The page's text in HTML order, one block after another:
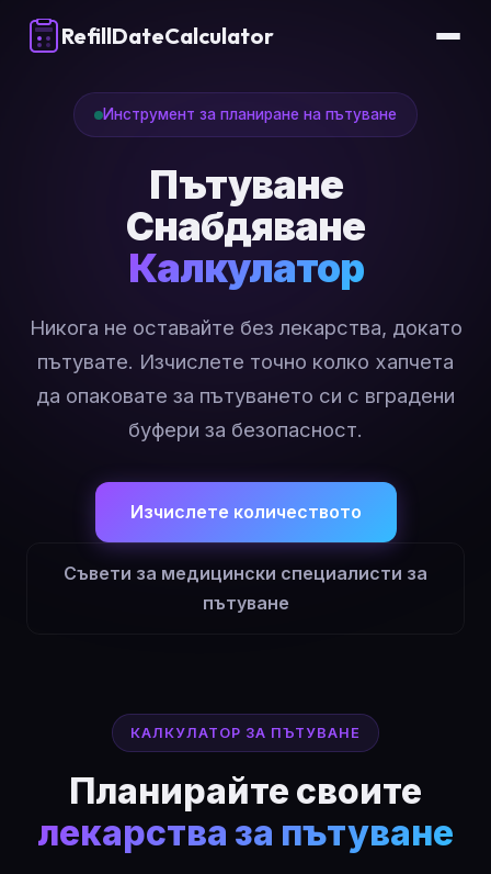
RefillDateCalculator
Инструмент за планиране на пътуване
Пътуване
Снабдяване
Калкулатор
Никога не оставайте без лекарства, докато
пътувате. Изчислете точно колко хапчета
да опаковате за пътуването си с вградени
буфери за безопасност.
Изчислете количеството
Съвети за медицински специалисти за
пътуване
КАЛКУЛАТОР ЗА ПЪТУВАНЕ
Планирайте своите
лекарства за пътуване